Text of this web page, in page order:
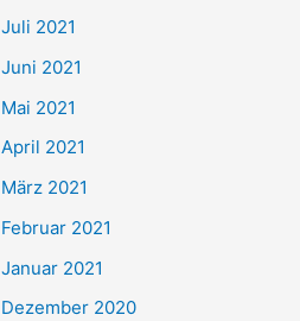
h
:
Juli 2021
Juni 2021
Mai 2021
April 2021
März 2021
Februar 2021
Januar 2021
Dezember 2020